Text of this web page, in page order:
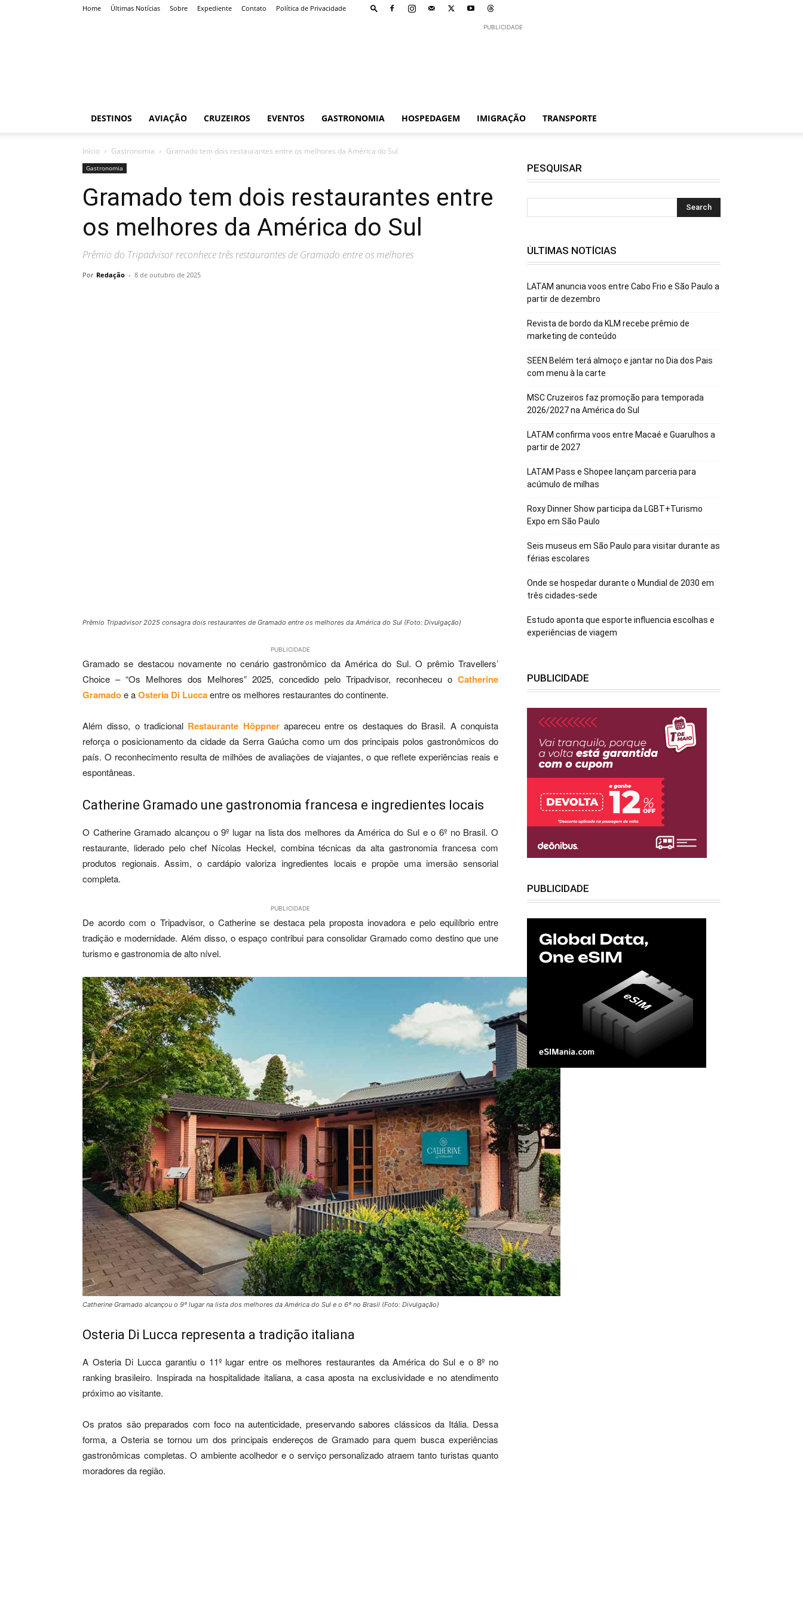
Home Últimas Notícias Sobre Expediente Contato Política de Privacidade
PUBLICIDADE
DESTINOS AVIAÇÃO CRUZEIROS EVENTOS GASTRONOMIA HOSPEDAGEM IMIGRAÇÃO TRANSPORTE
Início Gastronomia Gramado tem dois restaurantes entre os melhores da América do Sul
Gastronomia
Gramado tem dois restaurantes entre
os melhores da América do Sul
Prêmio do Tripadvisor reconhece três restaurantes de Gramado entre os melhores
Por Redação - 8 de outubro de 2025
Prêmio Tripadvisor 2025 consagra dois restaurantes de Gramado entre os melhores da América do Sul (Foto: Divulgação)
PUBLICIDADE
Gramado se destacou novamente no cenário gastronômico da América do Sul. O prêmio Travellers’
Choice – “Os Melhores dos Melhores” 2025, concedido pelo Tripadvisor, reconheceu o Catherine
Gramadoe aOsteria Di Luccaentre os melhores restaurantes do continente.
Além disso, o tradicional Restaurante Höppnerapareceu entre os destaques do Brasil. A conquista
reforça o posicionamento da cidade da Serra Gaúcha como um dos principais polos gastronômicos do
país. O reconhecimento resulta de milhões de avaliações de viajantes, o que reflete experiências reais e
espontâneas.
Catherine Gramado une gastronomia francesa e ingredientes locais
O Catherine Gramado alcançou o 9º lugar na lista dos melhores da América do Sul e o 6º no Brasil. O
restaurante, liderado pelo chef Nícolas Heckel, combina técnicas da alta gastronomia francesa com
produtos regionais. Assim, o cardápio valoriza ingredientes locais e propõe uma imersão sensorial
completa.
PUBLICIDADE
De acordo com o Tripadvisor, o Catherine se destaca pela proposta inovadora e pelo equilíbrio entre
tradição e modernidade. Além disso, o espaço contribui para consolidar Gramado como destino que une
turismo e gastronomia de alto nível.
Catherine Gramado alcançou o 9º lugar na lista dos melhores da América do Sul e o 6º no Brasil (Foto: Divulgação)
Osteria Di Lucca representa a tradição italiana
A Osteria Di Lucca garantiu o 11º lugar entre os melhores restaurantes da América do Sul e o 8º no
ranking brasileiro. Inspirada na hospitalidade italiana, a casa aposta na exclusividade e no atendimento
próximo ao visitante.
Os pratos são preparados com foco na autenticidade, preservando sabores clássicos da Itália. Dessa
forma, a Osteria se tornou um dos principais endereços de Gramado para quem busca experiências
gastronômicas completas. O ambiente acolhedor e o serviço personalizado atraem tanto turistas quanto
moradores da região.
PESQUISAR
ÚLTIMAS NOTÍCIAS
LATAM anuncia voos entre Cabo Frio e São Paulo a
partir de dezembro
Revista de bordo da KLM recebe prêmio de
marketing de conteúdo
SEEN Belém terá almoço e jantar no Dia dos Pais
com menu à la carte
MSC Cruzeiros faz promoção para temporada
2026/2027 na América do Sul
LATAM confirma voos entre Macaé e Guarulhos a
partir de 2027
LATAM Pass e Shopee lançam parceria para
acúmulo de milhas
Roxy Dinner Show participa da LGBT+Turismo
Expo em São Paulo
Seis museus em São Paulo para visitar durante as
férias escolares
Onde se hospedar durante o Mundial de 2030 em
três cidades-sede
Estudo aponta que esporte influencia escolhas e
experiências de viagem
PUBLICIDADE
PUBLICIDADE